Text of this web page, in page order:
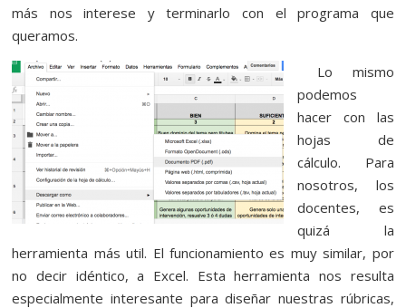
más nos interese y terminarlo con el programa que
queramos.
Lo mismo
podemos
hacer con las
hojas de
cálculo. Para
nosotros, los
docentes, es
quizá la
herramienta más util. El funcionamiento es muy similar, por
no decir idéntico, a Excel. Esta herramienta nos resulta
especialmente interesante para diseñar nuestras rúbricas,